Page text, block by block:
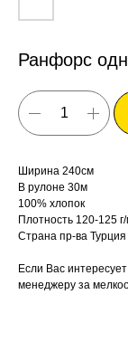
Ранфорс
Ширина 240см
В рулоне 30м
100% хлопок
Плотность 120-125 г/
Страна пр-ва Турция
Если Вас
менеджеру за